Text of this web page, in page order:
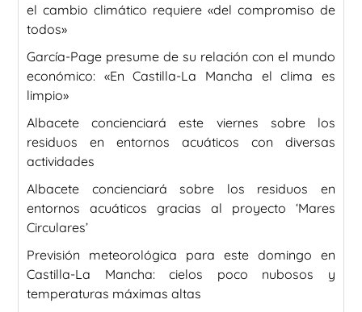
el cambio climático requiere «del compromiso de
todos»
García-Page presume de su relación con el mundo
económico: «En Castilla-La Mancha el clima es
limpio»
Albacete concienciará este viernes sobre los
residuos en entornos acuáticos con diversas
actividades
Albacete concienciará sobre los residuos en
entornos acuáticos gracias al proyecto ‘Mares
Circulares’
Previsión meteorológica para este domingo en
Castilla-La Mancha: cielos poco nubosos y
temperaturas máximas altas